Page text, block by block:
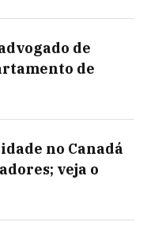
de
de
no Canadá
veja o